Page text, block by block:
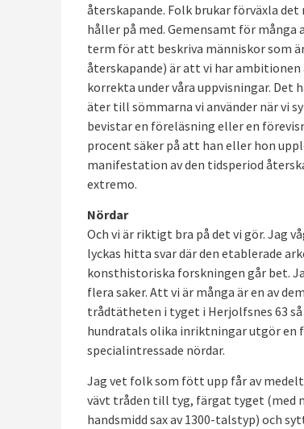
återskapande. Folk brukar förväxla
håller på med. Gemensamt för många
term för att beskriva människor som
återskapande) är att vi har
korrekta under våra uppvisningar. Det
äter till sömmarna vi använder när vi
bevistar en föreläsning eller en
procent säker på att han eller hon
manifestation av den tidsperiod
extremo.
Nördar
Och vi är riktigt bra på det vi gör. Jag
lyckas hitta svar där den etablerade
konsthistoriska forskningen går bet.
flera saker. Att vi är många är en av
trådtätheten i tyget i Herjolfsnes 63
hundratals olika inriktningar utgör en
specialintressade nördar.
Jag vet folk som fött upp får av
vävt tråden till tyg, färgat tyget (med
handsmidd sax av 1300-talstyp) och